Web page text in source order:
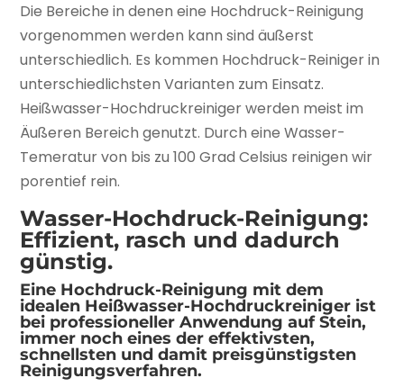
Die Bereiche in denen eine Hochdruck-Reinigung
vorgenommen werden kann sind äußerst
unterschiedlich. Es kommen Hochdruck-Reiniger in
unterschiedlichsten Varianten zum Einsatz.
Heißwasser-Hochdruckreiniger werden meist im
Äußeren Bereich genutzt. Durch eine Wasser-
Temeratur von bis zu 100 Grad Celsius reinigen wir
porentief rein.
Wasser-Hochdruck-Reinigung:
Effizient, rasch und dadurch
günstig.
Eine Hochdruck-Reinigung mit dem
idealen Heißwasser-Hochdruckreiniger ist
bei professioneller Anwendung auf Stein,
immer noch eines der effektivsten,
schnellsten und damit preisgünstigsten
Reinigungsverfahren.